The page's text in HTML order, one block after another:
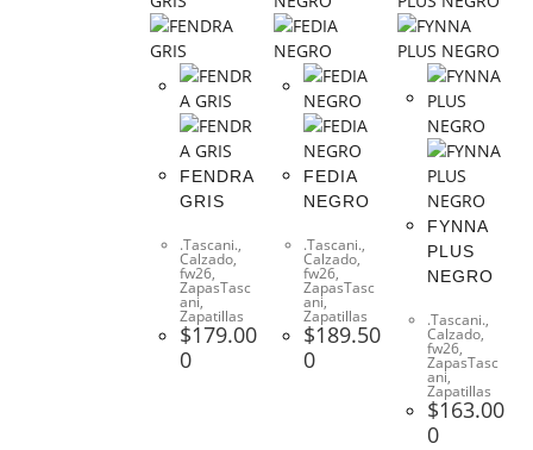
FENDRA
GRIS
.Tascani.,
Calzado,
fw26,
ZapasTasc
ani,
Zapatillas
$179.00
0
FEDIA
NEGRO
.Tascani.,
Calzado,
fw26,
ZapasTasc
ani,
Zapatillas
$189.50
0
FYNNA
PLUS
NEGRO
.Tascani.,
Calzado,
fw26,
ZapasTasc
ani,
Zapatillas
$163.00
0